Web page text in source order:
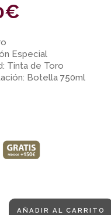
€
Especial
Tinta de Toro
Botella 750ml
AÑADIR AL CARRITO